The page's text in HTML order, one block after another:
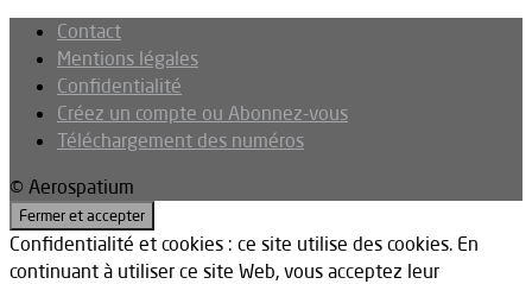
Contact
Mentions légales
Confidentialité
Créez un compte ou Abonnez-vous
Téléchargement des numéros
© Aerospatium
Confidentialité et cookies : ce site utilise des cookies. En
continuant à utiliser ce site Web, vous acceptez leur